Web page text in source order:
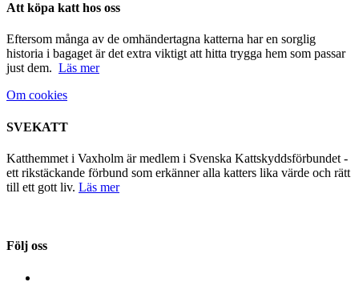
Att köpa katt hos oss
Eftersom många av de omhändertagna katterna har en sorglig
historia i bagaget är det extra viktigt att hitta trygga hem som passar
just dem. Läs mer
Om cookies
SVEKATT
Katthemmet i Vaxholm är medlem i Svenska Kattskyddsförbundet -
ett rikstäckande förbund som erkänner alla katters lika värde och rätt
till ett gott liv. Läs mer
Följ oss